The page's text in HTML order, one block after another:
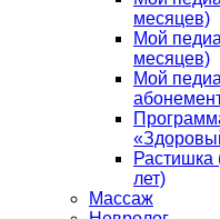
месяцев)
Мой
месяцев)
Мой
Растишка
лет)
Массаж